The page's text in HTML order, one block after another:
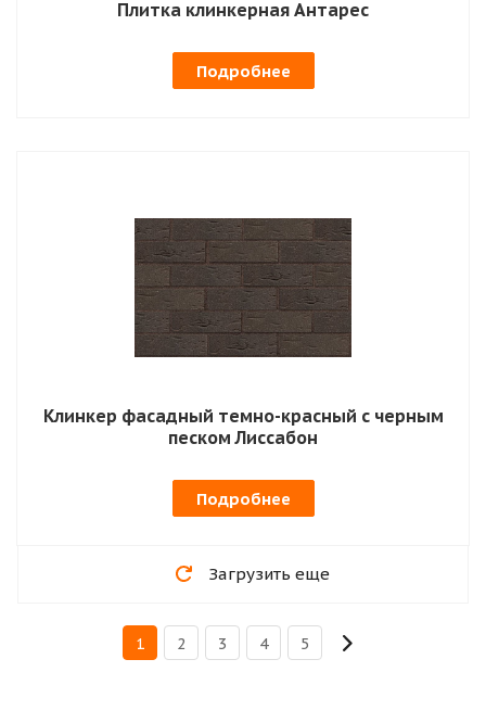
Плитка клинкерная Антарес
Подробнее
Клинкер фасадный темно-красный с черным
песком Лиссабон
Подробнее
Загрузить еще
1 2 3 4 5